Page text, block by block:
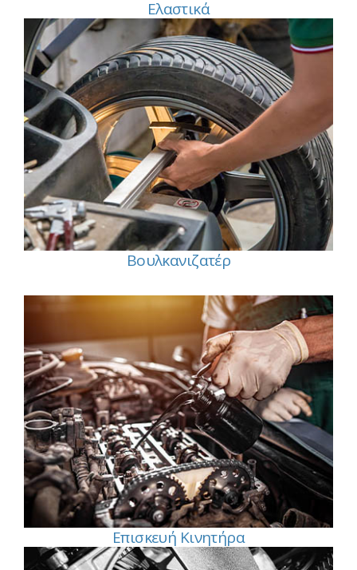
Ελαστικά
Βουλκανιζατέρ
Επισκευή Κινητήρα